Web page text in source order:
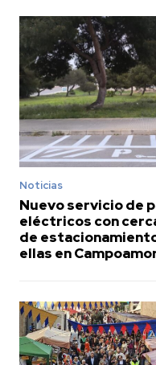
Noticias
Nuevo servicio de
eléctricos con
de
ellas en